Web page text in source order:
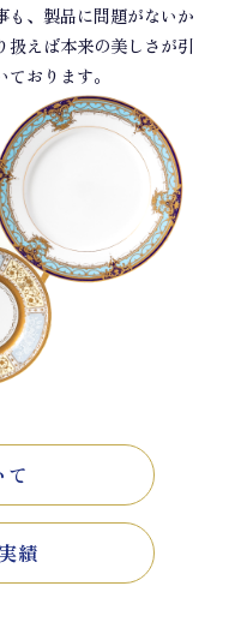
も、製品に問題がないか
扱えば本来の美しさが引
おります。
て
績